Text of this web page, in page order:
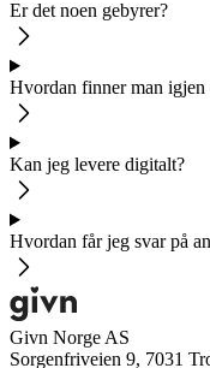
Er det noen gebyrer?
Hvordan finner man igjen
Kan jeg levere digitalt?
Hvordan får jeg svar på
Givn Norge AS
Sorgenfriveien 9, 7031